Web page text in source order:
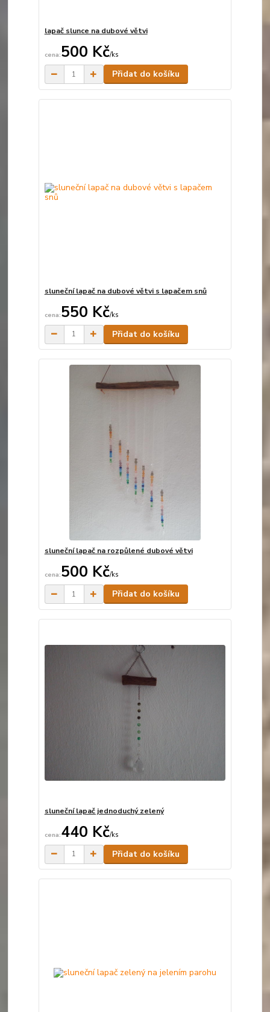
lapač slunce na dubové větvi
500 Kč/ks
Přidat do košíku
sluneční lapač na dubové větvi s lapačem snů
550 Kč/ks
Přidat do košíku
sluneční lapač na rozpůlené dubové větvi
500 Kč/ks
Přidat do košíku
sluneční lapač jednoduchý zelený
440 Kč/ks
Přidat do košíku